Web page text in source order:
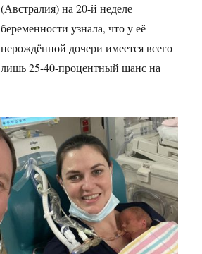
(Австралия) на 20-й неделе
беременности узнала, что у её
нерождённой дочери имеется всего
лишь 25-40-процентный шанс на